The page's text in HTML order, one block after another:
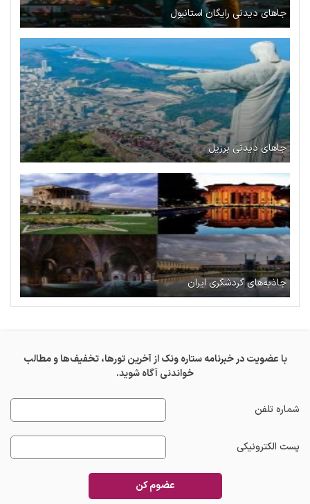
جاهای دیدنی رایگان استانبول
جاهای دیدنی برزیل
جاذبه‌های گردشگری ایران
با عضویت در خبرنامه ستاره ونک از آخرین تورها، تخفیف‌ها و مطالب
خواندنی آگاه شوید.
شماره تلفن
پست الکترونیکی
عضوم کن